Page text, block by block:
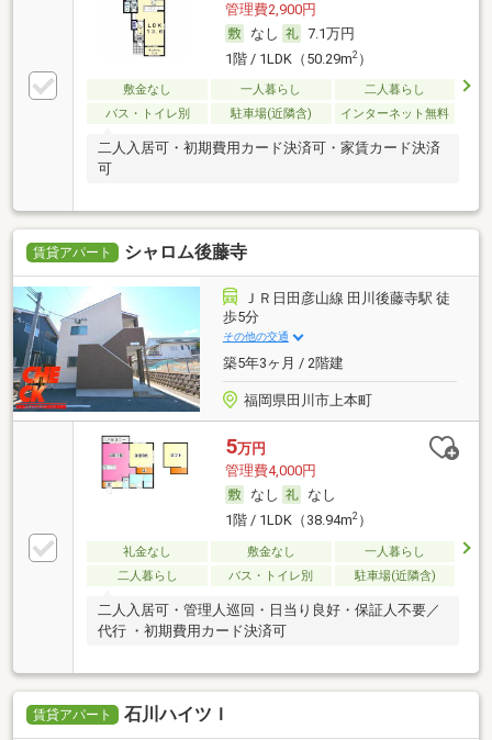
管理費2,900円
なし
7.1万円
1階 / 1LDK（50.29m2）
敷金なし 一人暮らし
二人暮らし
バス・トイレ別
駐車場(近隣含) インターネット無料
二人入居可・初期費用カード決済可・家賃カード決済
可
賃貸アパート シャロム後藤寺
ＪＲ日田彦山線 田川後藤寺駅 徒
歩5分
その他の交通
築5年3ヶ月 / 2階建
福岡県田川市上本町
5万円
管理費4,000円
なし
なし
1階 / 1LDK（38.94m2）
礼金なし 敷金なし
一人暮らし
二人暮らし
バス・トイレ別 駐車場(近隣含)
二人入居可・管理人巡回・日当り良好・保証人不要／
代行 ・初期費用カード決済可
賃貸アパート 石川ハイツＩ